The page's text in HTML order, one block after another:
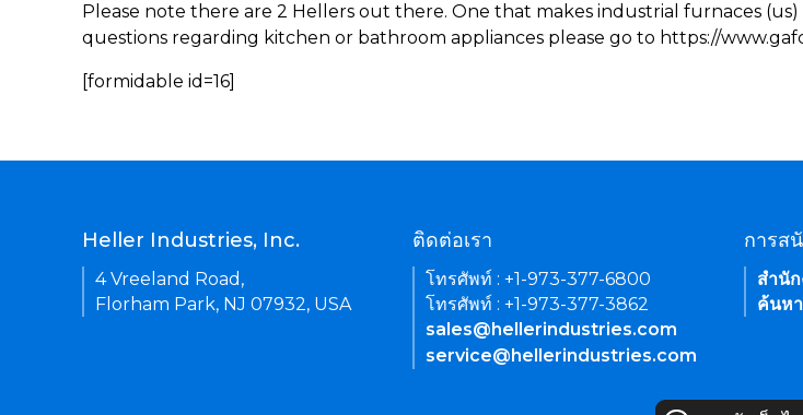
Please note there are 2 Hellers out there. One that makes industrial furnaces
questions regarding kitchen or bathroom appliances please go to https://
[formidable id=16]
Heller Industries, Inc.
4 Vreeland Road,
Florham Park, NJ 07932, USA
ติดต่อเรา
โทรศัพท์ : +1-973-377-6800
โทรศัพท์ : +1-973-377-3862
sales@hellerindustries.com
service@hellerindustries.com
การส
สำนั
ค้นห